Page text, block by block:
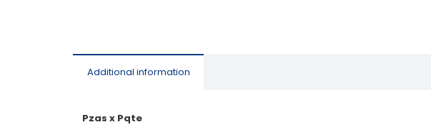
Additional information
Pzas x Pqte